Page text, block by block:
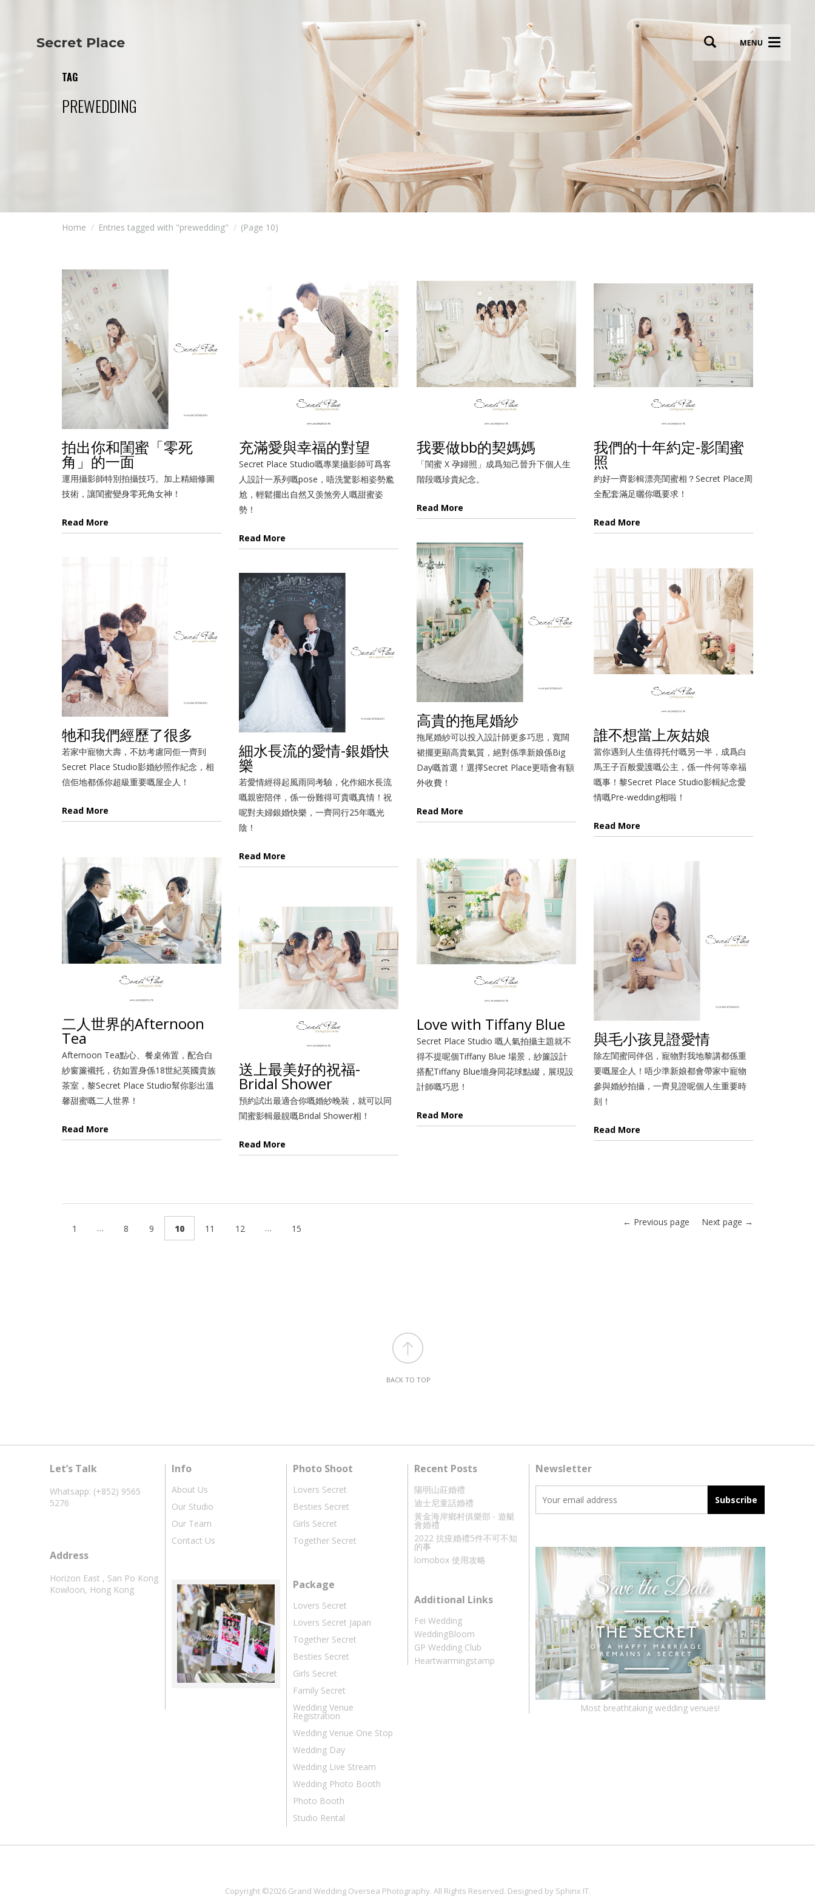
Secret Place Photo Shoot
Lovers Secret
Lovers Secret MIX
Lovers Secret Japan
Besties Secret
Girls Secret
Together Secret
Wedding Secret
Wedding Live Stream
Wedding Photo Booth
Photo Booth
Newsletter
TAG
PREWEDDING
Home Entries tagged with "prewedding" (Page 10)
拍出你和閨蜜「零死
角」的一面
運用攝影師特別拍攝技巧。加上精細修圖
技術，讓閨蜜變身零死角女神！
Read More
充滿愛與幸福的對望
Secret Place Studio嘅專業攝影師可爲客
人設計一系列嘅pose，唔洗驚影相姿勢尷
尬，輕鬆擺出自然又羡煞旁人嘅甜蜜姿
勢！
Read More
我要做bb的契媽媽
「閨蜜 X 孕婦照」成爲知己晉升下個人生
階段嘅珍貴紀念。
Read More
我們的十年約定-影閨蜜
照
約好一齊影輯漂亮閨蜜相？Secret Place周
全配套滿足曬你嘅要求！
Read More
高貴的拖尾婚紗
拖尾婚紗可以投入設計師更多巧思，寬闊
裙擺更顯高貴氣質，絕對係準新娘係Big
Day嘅首選！選擇Secret Place更唔會有額
外收費！
Read More
牠和我們經歷了很多
若家中寵物大壽，不妨考慮同佢一齊到
Secret Place Studio影婚紗照作紀念，相
信佢地都係你超級重要嘅屋企人！
Read More
誰不想當上灰姑娘
當你遇到人生值得托付嘅另一半，成爲白
馬王子百般愛護嘅公主，係一件何等幸福
嘅事！黎Secret Place Studio影輯紀念愛
情嘅Pre-wedding相啦！
Read More
細水長流的愛情-銀婚快
樂
若愛情經得起風雨同考驗，化作細水長流
嘅親密陪伴，係一份難得可貴嘅真情！祝
呢對夫婦銀婚快樂，一齊同行25年嘅光
陰！
Read More
二人世界的Afternoon
Tea
Afternoon Tea點心、餐桌佈置，配合白
紗窗簾襯托，彷如置身係18世紀英國貴族
茶室，黎Secret Place Studio幫你影出溫
馨甜蜜嘅二人世界！
Read More
Love with Tiffany Blue
Secret Place Studio 嘅人氣拍攝主題就不
得不提呢個Tiffany Blue 場景，紗簾設計
搭配Tiffany Blue墻身同花球點綴，展現設
計師嘅巧思！
Read More
與毛小孩見證愛情
除左閨蜜同伴侶，寵物對我地黎講都係重
要嘅屋企人！唔少準新娘都會帶家中寵物
參與婚紗拍攝，一齊見證呢個人生重要時
刻！
Read More
送上最美好的祝福-
Bridal Shower
預約試出最適合你嘅婚紗晚裝，就可以同
閨蜜影輯最靚嘅Bridal Shower相！
Read More
1 … 8 9 10 11 12 … 15
← Previous page Next page →
BACK TO TOP
Let’s Talk
Whatsapp: (+852) 9565
5276
Address
Horizon East , San Po Kong
Kowloon, Hong Kong
Info
About Us
Our Studio
Our Team
Contact Us
Photo Shoot
Lovers Secret
Besties Secret
Girls Secret
Together Secret
Package
Lovers Secret
Lovers Secret Japan
Together Secret
Besties Secret
Girls Secret
Family Secret
Wedding Venue
Registration
Wedding Venue One Stop
Wedding Day
Wedding Live Stream
Wedding Photo Booth
Photo Booth
Studio Rental
Recent Posts
陽明山莊婚禮
迪士尼童話婚禮
黃金海岸鄉村俱樂部 ‧ 遊艇
會婚禮
2022 抗疫婚禮5件不可不知
的事
lomobox 使用攻略
Additional Links
Fei Wedding
WeddingBloom
GP Wedding Club
Heartwarmingstamp
Newsletter
Most breathtaking wedding venues!
Copyright ©2026 Grand Wedding Oversea Photography. All Rights Reserved. Designed by Sphinx IT.